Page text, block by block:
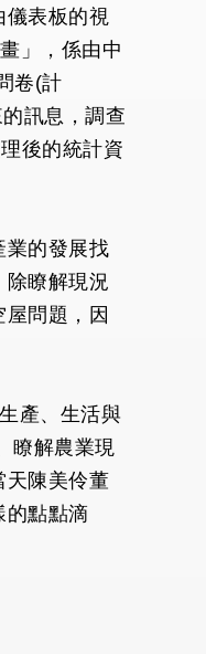
表板的視
」，係由中
卷(計
訊息，調查
後的統計資
業的發展找
除瞭解現況
問題，因
產、生活與
瞭解農業現
天陳美伶董
的點點滴